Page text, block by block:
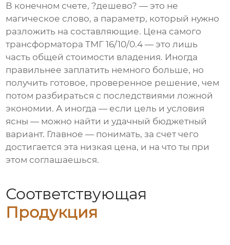
В конечном счете, ?дешево? — это не
магическое слово, а параметр, который нужно
разложить на составляющие. Цена самого
трансформатора ТМГ 16/10/0.4 — это лишь
часть общей стоимости владения. Иногда
правильнее заплатить немного больше, но
получить готовое, проверенное решение, чем
потом разбираться с последствиями ложной
экономии. А иногда — если цель и условия
ясны — можно найти и удачный бюджетный
вариант. Главное — понимать, за счет чего
достигается эта низкая цена, и на что ты при
этом соглашаешься.
Соответствующая
Продукция